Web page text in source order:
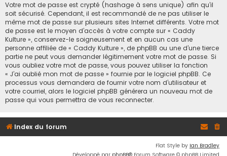
Votre mot de passe est crypté (hashage à sens unique) afin qu’il
soit sécurisé. Cependant, il est recommandé de ne pas utiliser le
même mot de passe sur plusieurs sites Internet différents. Votre mot
de passe est le moyen d’accès à votre compte sur « Caddy
Kulture », conservez-le soigneusement et en aucun cas une
personne affiliée de « Caddy Kulture », de phpBB ou une d’une tierce
partie ne peut vous demander légitimement votre mot de passe. Si
vous oubliez votre mot de passe, vous pouvez utiliser la fonction
« J’ai oublié mon mot de passe » fournie par le logiciel phpBB. Ce
processus vous demandera de fournir votre nom d’utilisateur et
votre courriel, alors le logiciel phpBB générera un nouveau mot de
passe qui vous permettra de vous reconnecter.
Index du forum
Flat Style by Ian Bradley